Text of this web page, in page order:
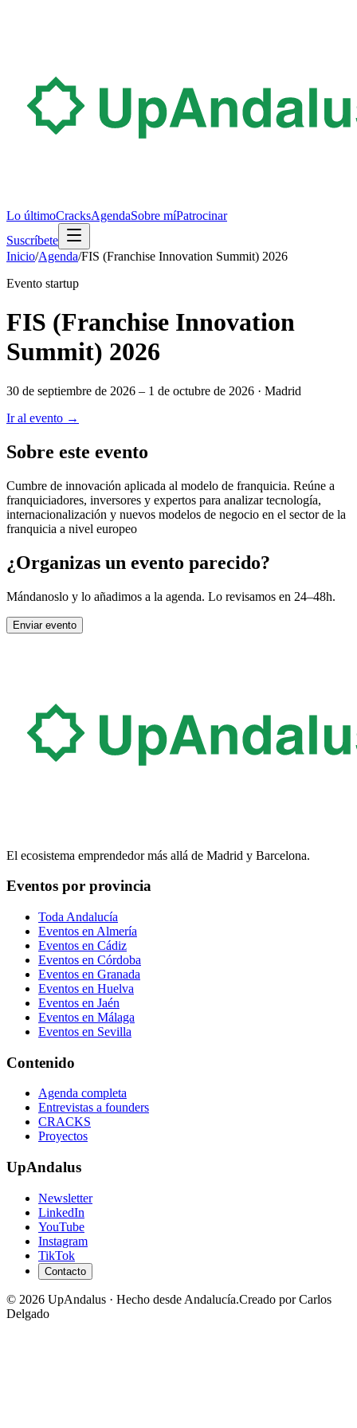
Lo últimoCracksAgendaSobre míPatrocinar
Suscríbete
Inicio/Agenda/FIS (Franchise Innovation Summit) 2026
Evento startup
FIS (Franchise Innovation
Summit) 2026
30 de septiembre de 2026 – 1 de octubre de 2026 · Madrid
Ir al evento →
Sobre este evento
Cumbre de innovación aplicada al modelo de franquicia. Reúne a
franquiciadores, inversores y expertos para analizar tecnología,
internacionalización y nuevos modelos de negocio en el sector de la
franquicia a nivel europeo
¿Organizas un evento parecido?
Mándanoslo y lo añadimos a la agenda. Lo revisamos en 24–48h.
Enviar evento
El ecosistema emprendedor más allá de Madrid y Barcelona.
Eventos por provincia
Toda Andalucía
Eventos en Almería
Eventos en Cádiz
Eventos en Córdoba
Eventos en Granada
Eventos en Huelva
Eventos en Jaén
Eventos en Málaga
Eventos en Sevilla
Contenido
Agenda completa
Entrevistas a founders
CRACKS
Proyectos
UpAndalus
Newsletter
LinkedIn
YouTube
Instagram
TikTok
Contacto
© 2026 UpAndalus · Hecho desde Andalucía.Creado por Carlos
Delgado